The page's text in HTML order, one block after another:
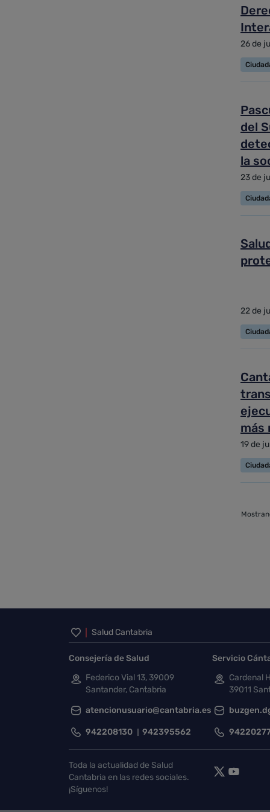
26 de
del
la
23 de
22 de
más
19 de
Inicio del pie de página
Salud Cantabria
Consejería de Salud
Federico Vial 13, 39009
Santander, Cantabria
atencionusuario@cantabria.es
942208130 942395562
Servicio
Cardenal
39011
Toda la actualidad de Salud
Cantabria en las redes sociales.
¡Síguenos!